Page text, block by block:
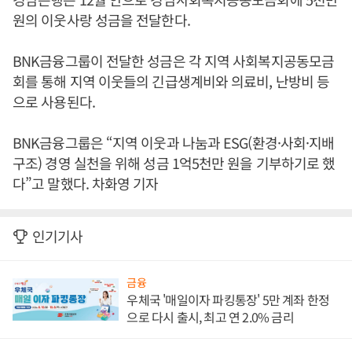
원의 이웃사랑 성금을 전달한다.
BNK금융그룹이 전달한 성금은 각 지역 사회복지공동모금
회를 통해 지역 이웃들의 긴급생계비와 의료비, 난방비 등
으로 사용된다.
BNK금융그룹은 “지역 이웃과 나눔과 ESG(환경·사회·지배
구조) 경영 실천을 위해 성금 1억5천만 원을 기부하기로 했
다”고 말했다. 차화영 기자
인기기사
금융
우체국 '매일이자 파킹통장' 5만 계좌 한정
으로 다시 출시, 최고 연 2.0% 금리